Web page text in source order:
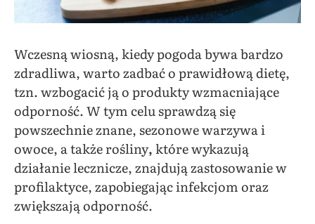
Wczesną wiosną, kiedy pogoda bywa bardzo
zdradliwa, warto zadbać o prawidłową dietę,
tzn. wzbogacić ją o produkty wzmacniające
odporność. W tym celu sprawdzą się
powszechnie znane, sezonowe warzywa i
owoce, a także rośliny,które wykazują
działanie lecznicze, znajdują zastosowanie w
profilaktyce, zapobiegając infekcjom oraz
zwiększają odporność.